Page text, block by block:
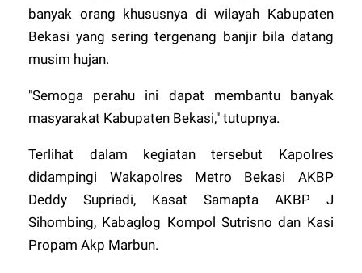
banyak orang khususnya di wilayah Kabupaten
Bekasi yang sering tergenang banjir bila datang
musim hujan.
"Semoga perahu ini dapat membantu banyak
masyarakat Kabupaten Bekasi," tutupnya.
Terlihat dalam kegiatan tersebut Kapolres
didampingi Wakapolres Metro Bekasi AKBP
Deddy Supriadi, Kasat Samapta AKBP J
Sihombing, Kabaglog Kompol Sutrisno dan Kasi
Propam Akp Marbun.